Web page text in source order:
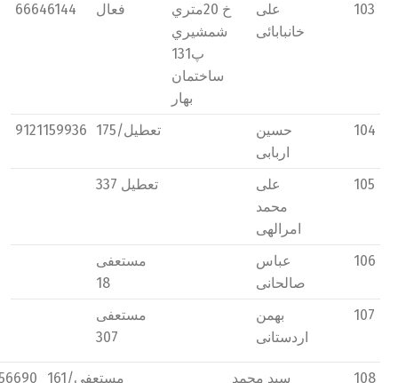
66646144 فعال
خ 20متري
شمشیري
پ131
ساختمان
بهار
علی
خانبابائی
103
9121159936 تعطیل/175
حسین
اربابی
104
تعطیل 337
علی
محمد
امرالهی
105
مستعفی
18
عباس
صالحانی
106
مستعفی
307
بهمن
اردستانی
107
مستعفی/161
سید محمد
108